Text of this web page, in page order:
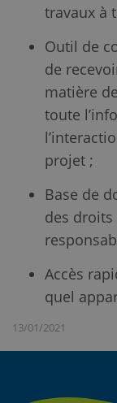
travaux à
Outil de
de
matière
toute
projet ;
Base de
des droits
Accès
quel
13/01/2021